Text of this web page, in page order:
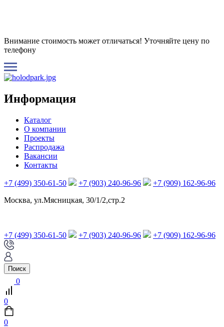
Внимание стоимость может отличаться! Уточняйте цену по
телефону
Информация
Каталог
О компании
Проекты
Распродажа
Вакансии
Контакты
+7 (499) 350-61-50 +7 (903) 240-96-96
+7 (909) 162-96-96
Москва, ул.Мясницкая, 30/1/2,стр.2
+7 (499) 350-61-50 +7 (903) 240-96-96 +7 (909) 162-96-96
Поиск
0
0
0